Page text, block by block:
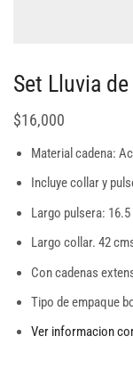
Set Lluvia
$16,000
Material cadena:
Incluye collar y
Largo pulsera:
Largo collar. 42
Con cadenas
Tipo de empaque
Ver informacion